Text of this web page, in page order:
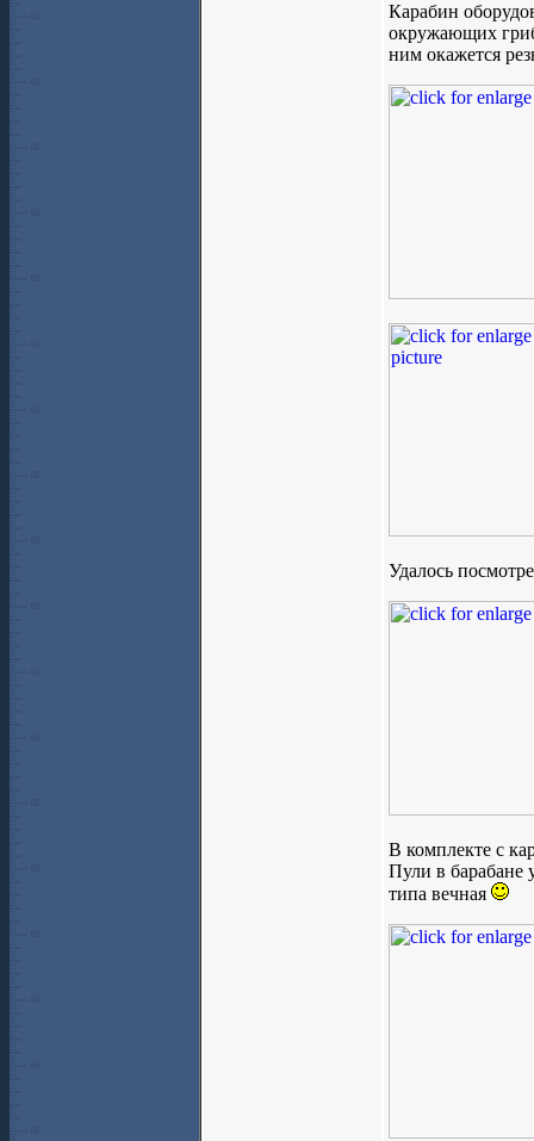
Карабин
окружающих
ним окажется
Удалось
В комплекте с
Пули в барабане
типа вечная